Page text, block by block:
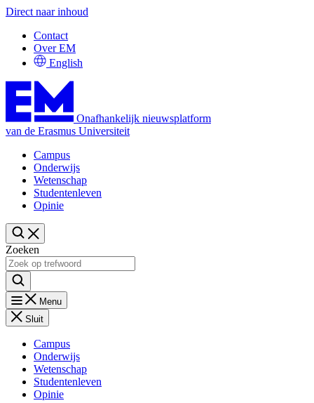
Direct naar inhoud
Contact
Over EM
English
Onafhankelijk nieuwsplatform
van de Erasmus Universiteit
Campus
Onderwijs
Wetenschap
Studentenleven
Opinie
Zoeken
Menu
Sluit
Campus
Onderwijs
Wetenschap
Studentenleven
Opinie